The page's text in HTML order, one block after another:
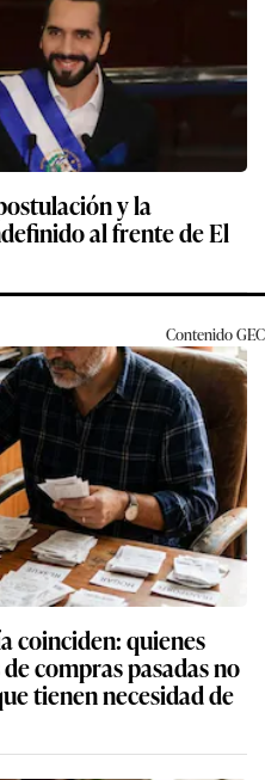
y la
al frente de El
ContenidoGEC
coinciden: quienes
compras pasadas no
tienen necesidad de